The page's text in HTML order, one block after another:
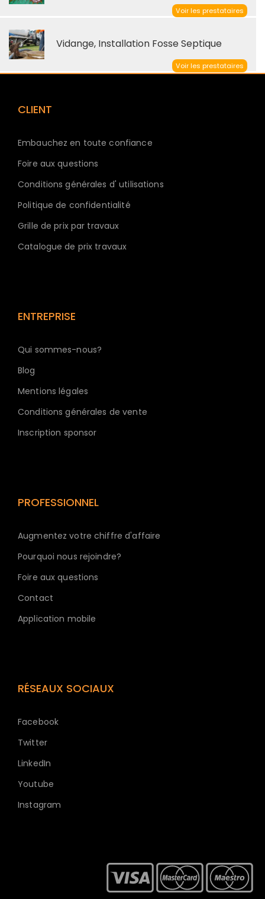
Voir les prestataires
Vidange, Installation Fosse Septique
Voir les prestataires
CLIENT
Embauchez en toute confiance
Foire aux questions
Conditions générales d' utilisations
Politique de confidentialité
Grille de prix par travaux
Catalogue de prix travaux
ENTREPRISE
Qui sommes-nous?
Blog
Mentions légales
Conditions générales de vente
Inscription sponsor
PROFESSIONNEL
Augmentez votre chiffre d'affaire
Pourquoi nous rejoindre?
Foire aux questions
Contact
Application mobile
RÉSEAUX SOCIAUX
Facebook
Twitter
LinkedIn
Youtube
Instagram